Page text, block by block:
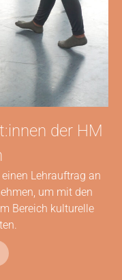
der HM
Lehrauftrag an
um mit den
Bereich kulturelle